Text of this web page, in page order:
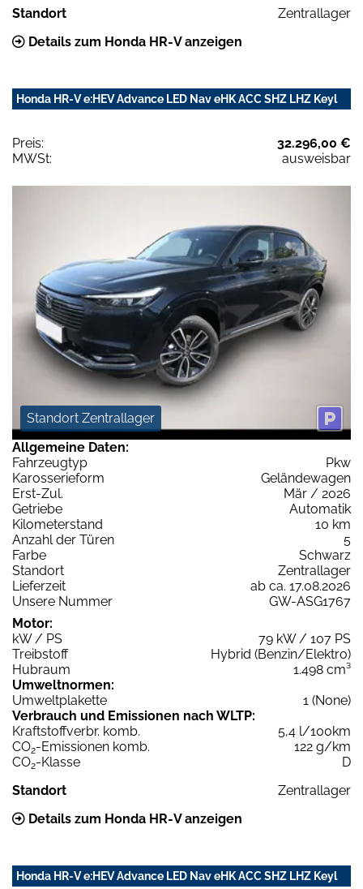
Standort
Zentrallager
Details zum Honda HR-V anzeigen
Honda HR-V e:HEV Advance LED Nav eHK ACC SHZ LHZ Keyl
Preis:
32.296,00 €
MWSt:
ausweisbar
Standort Zentrallager
Allgemeine Daten:
Fahrzeugtyp
Pkw
Karosserieform
Geländewagen
Erst-Zul.
Mär / 2026
Getriebe
Automatik
Kilometerstand
10 km
Anzahl der Türen
5
Farbe
Schwarz
Standort
Zentrallager
Lieferzeit
ab ca. 17.08.2026
Unsere Nummer
GW-ASG1767
Motor:
kW / PS
79 kW / 107 PS
Treibstoff
Hybrid (Benzin/Elektro)
Hubraum
1.498 cm³
Umweltnormen:
Umweltplakette
1 (None)
Verbrauch und Emissionen nach WLTP:
Kraftstoffverbr. komb.
5,4 l/100km
CO2-Emissionen komb.
122 g/km
CO2-Klasse
D
Standort
Zentrallager
Details zum Honda HR-V anzeigen
Honda HR-V e:HEV Advance LED Nav eHK ACC SHZ LHZ Keyl